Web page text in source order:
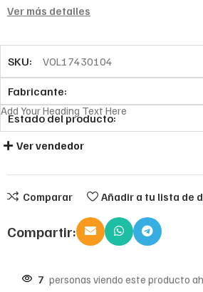
Ver más detalles
SKU: VOL17430104
Fabricante:
Estado del producto:
Add Your Heading Text Here
Ver vendedor
Comparar Añadir a tu lista de
Compartir:
7 personas viendo este producto